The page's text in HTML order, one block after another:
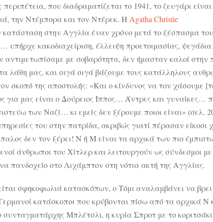
που διαδραματίζεται το 1941, το ζευγάρι
την Ντέμπορα και τον Ντέρεκ. Η Agatha Christie
στην Αγγλία έναν χρόνο μετά το ξέσπασμα
υπήρχε κακοδιαχείριση, έλλειψη προετοιμασίας,
αντιμετωπίσαμε με σοβαρότητα, δεν ήμασταν καλοί στην
λάθη μας, και σιγά σιγά βάζουμε τους κατάλληλους
σκοπό της αποστολής: «Και ο κίνδυνος να τον χάσουμε
για μας είναι ο Δούρειος Ίππος… Άντρες και γυναίκες…
των Ναζί… κι εμείς δεν ξέρουμε ποιοι είναι» (σελ.
του στην πατρίδα, ακριβώς γιατί πέρασαν είκοσι
δεν τον ξέρει! Ν ή Μ είναι τα αρχικά των πιο
άνθρωποι του Χίτλερ και λειτουργούν ως σύνδεσμοι
πανδοχείο στο Λιχάμπτον στη νότια ακτή της Αγγλίας.
σφηκοφωλιά κατασκόπων, ο Τόμι αναλαμβάνει να
Γερμανοί κατάσκοποι που κρύβονται πίσω από τα αρχικά
Μπλέτσλι, η κυρία Σπροτ με το